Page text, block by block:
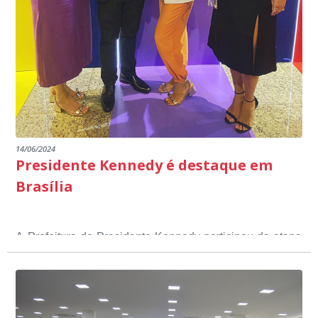
14/06/2024
Presidente Kennedy é destaque em
Brasília
A Prefeitura de Presidente Kennedy participou da etapa
nacional do 12º Prêmio Sebrae Prefeitura
Empreendedora, que visou valorizar e destacar o papel
dos gestores públicos comprometidos com o
desenvolvimento socioeconômico dos municípios, a